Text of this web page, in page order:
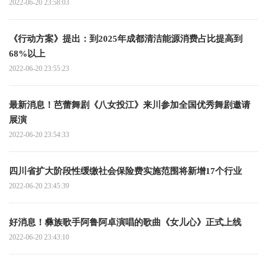
2022-06-20 23:58:03
《行动方案》提出：到2025年成都清洁能源消费占比提高到
68%以上
2022-06-20 23:55:23
最新消息！芭蕾舞剧《八女投江》来川参加全国优秀舞剧邀请
展演
2022-06-20 23:54:33
四川省扩大阶段性缓缴社会保险费实施范围将新增17个行业
2022-06-20 23:45:39
好消息！彝族歌手阿鲁阿卓演唱的歌曲《女儿心》正式上线
2022-06-20 23:43:10